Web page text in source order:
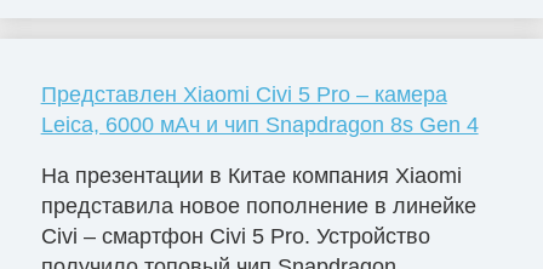
Представлен Xiaomi Civi 5 Pro – камера
Leica, 6000 мАч и чип Snapdragon 8s Gen 4
На презентации в Китае компания Xiaomi
представила новое пополнение в линейке
Civi – смартфон Civi 5 Pro. Устройство